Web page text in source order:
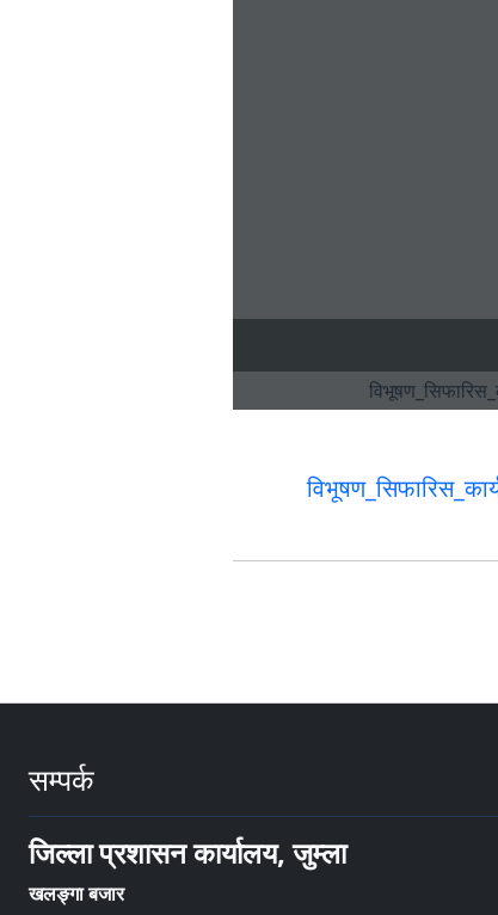
सम्पर्क
जिल्ला प्रशासन कार्यालय, जुम्ला
खलङ्गा बजार